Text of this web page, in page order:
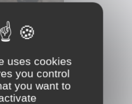
uses cookies
you control
you want to